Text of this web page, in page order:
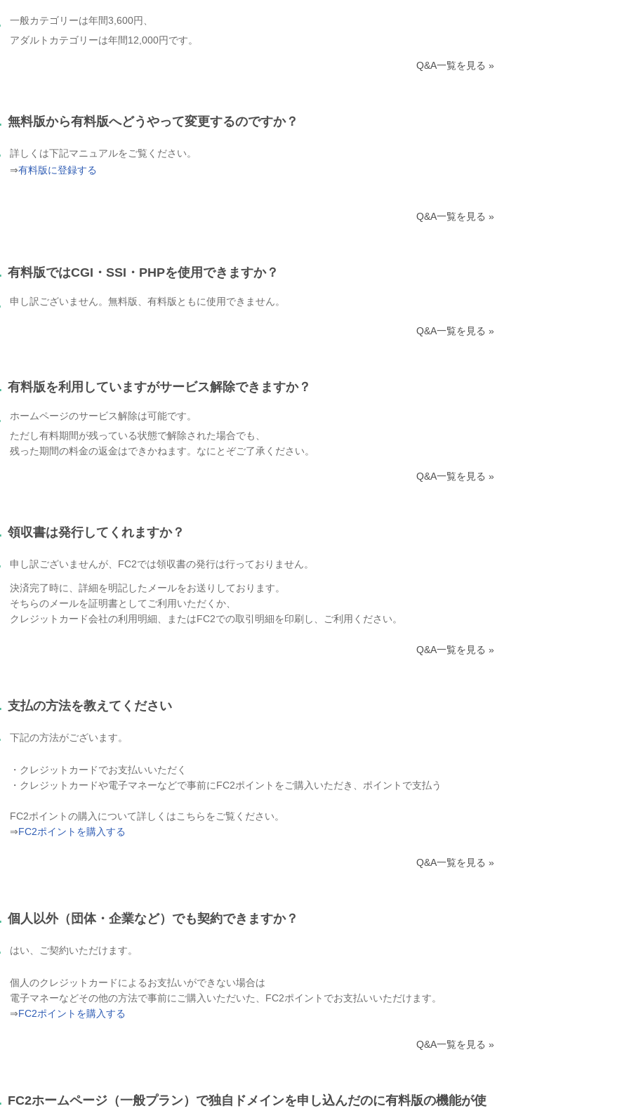
一般カテゴリーは年間3,600円、
アダルトカテゴリーは年間12,000円です。
Q&A一覧を見る »
無料版から有料版へどうやって変更するのですか？
詳しくは下記マニュアルをご覧ください。
⇒有料版に登録する
Q&A一覧を見る »
有料版ではCGI・SSI・PHPを使用できますか？
申し訳ございません。無料版、有料版ともに使用できません。
Q&A一覧を見る »
有料版を利用していますがサービス解除できますか？
ホームページのサービス解除は可能です。
ただし有料期間が残っている状態で解除された場合でも、
残った期間の料金の返金はできかねます。なにとぞご了承ください。
Q&A一覧を見る »
領収書は発行してくれますか？
申し訳ございませんが、FC2では領収書の発行は行っておりません。
決済完了時に、詳細を明記したメールをお送りしております。
そちらのメールを証明書としてご利用いただくか、
クレジットカード会社の利用明細、またはFC2での取引明細を印刷し、ご利用ください。
Q&A一覧を見る »
支払の方法を教えてください
下記の方法がございます。
・クレジットカードでお支払いいただく
・クレジットカードや電子マネーなどで事前にFC2ポイントをご購入いただき、ポイントで支払う
FC2ポイントの購入について詳しくはこちらをご覧ください。
⇒FC2ポイントを購入する
Q&A一覧を見る »
個人以外（団体・企業など）でも契約できますか？
はい、ご契約いただけます。
個人のクレジットカードによるお支払いができない場合は
電子マネーなどその他の方法で事前にご購入いただいた、FC2ポイントでお支払いいただけます。
⇒FC2ポイントを購入する
Q&A一覧を見る »
FC2ホームページ（一般プラン）で独自ドメインを申し込んだのに有料版の機能が使